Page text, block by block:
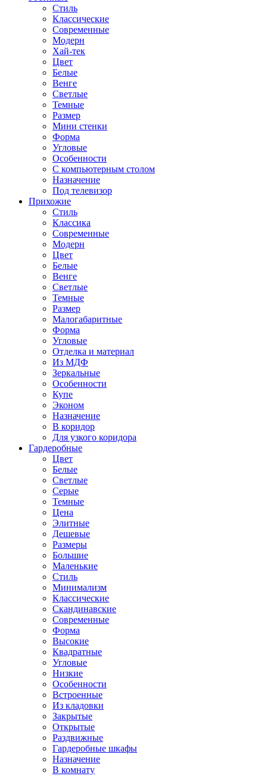
Стиль
Классические
Современные
Модерн
Хай-тек
Цвет
Белые
Венге
Светлые
Темные
Размер
Мини стенки
Форма
Угловые
Особенности
С компьютерным столом
Назначение
Под телевизор
Прихожие
Стиль
Классика
Современные
Модерн
Цвет
Белые
Венге
Светлые
Темные
Размер
Малогабаритные
Форма
Угловые
Отделка и материал
Из МДФ
Зеркальные
Особенности
Купе
Эконом
Назначение
В коридор
Для узкого коридора
Гардеробные
Цвет
Белые
Светлые
Серые
Темные
Цена
Элитные
Дешевые
Размеры
Большие
Маленькие
Стиль
Минимализм
Классические
Скандинавские
Современные
Форма
Высокие
Квадратные
Угловые
Низкие
Особенности
Встроенные
Из кладовки
Закрытые
Открытые
Раздвижные
Гардеробные шкафы
Назначение
В комнату